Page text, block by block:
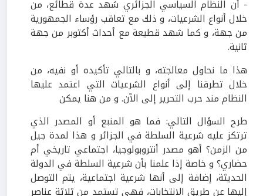
- أن النظام السياسي الجزائري شهد عدة قطائع، من
خلال أنواع الشرعيات، و ذلك مع تعاقب رؤساء الجمهورية
من جهة، و كما شهد قطيعة مع أحداث أكتوبر من جهة
ثانية.
هذا ما نحاول معالجته، و بالتالي تأكيده أو نفيه، من
خلال تطرقنا إلى أنواع الشرعيات التي اعتمد عليها
النظام مند حرب التحرير إلى الآن. و من هنا يمكن
طرح السؤال التالي: فما هو المنبع أو المصدر الذي
ترتكز عليه شرعية السلطة في الجزائر و هذا لمدة جيل
من الزمن؟ أهو مصدر أنتروبولوجيا، اجتماعي تاريخي أم
حضاري؟ و خاصة إذا علمنا بأن شرعية السلطة في الدولة
الحديثة، إضافة إلى أنها شرعية اجتماعية، يتم التوصل
إليها عن طريق الانتخابات، فهي تستمد من ثلاثة عناصر